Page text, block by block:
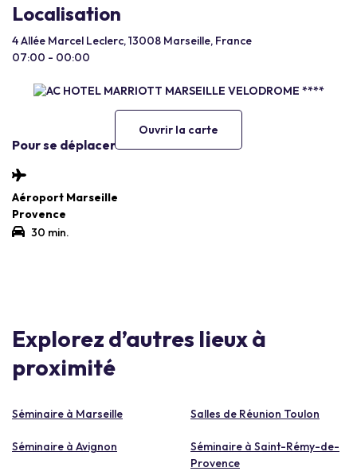
Localisation
4 Allée Marcel Leclerc, 13008 Marseille, France
07:00 - 00:00
Ouvrir la carte
Pour se déplacer
Aéroport Marseille
Provence
30 min.
Explorez d’autres lieux à
proximité
Séminaire à Marseille Salles de Réunion Toulon
Séminaire à Avignon
Séminaire à Saint-Rémy-de-
Provence